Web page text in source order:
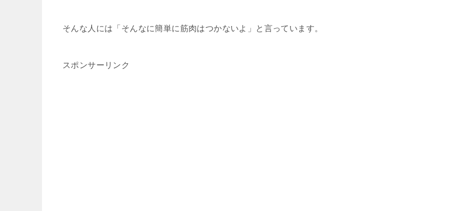
そんな人には「そんなに簡単に筋肉はつかないよ」と言っています。
スポンサーリンク